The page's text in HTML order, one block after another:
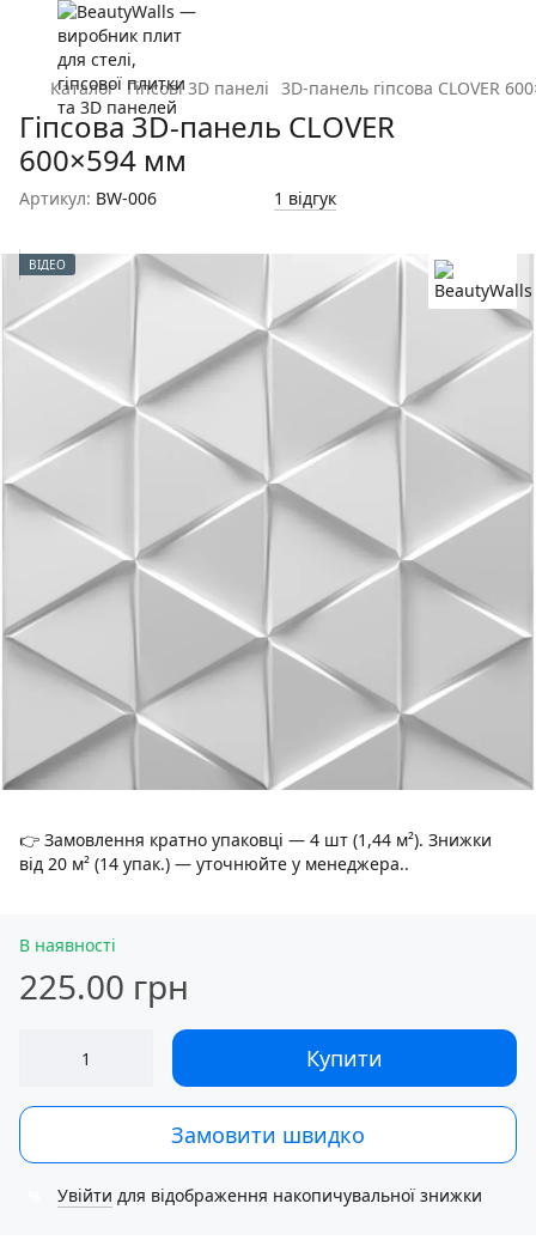
Каталог Гіпсові 3D панелі 3D-панель гіпсова CLOVER
Гіпсова 3D-панель CLOVER
600×594 мм
Артикул: BW-006 1 відгук
ВІДЕО
👉 Замовлення кратно упаковці — 4 шт (1,44 м²). Знижки
від 20 м² (14 упак.) — уточнюйте у менеджера..
В наявності
225.00 грн
Купити
Замовити швидко
Увійти для відображення накопичувальної знижки